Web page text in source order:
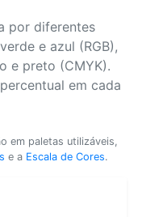
por diferentes
e azul (RGB),
e preto (CMYK).
em cada
em paletas utilizáveis,
e a Escala de Cores.